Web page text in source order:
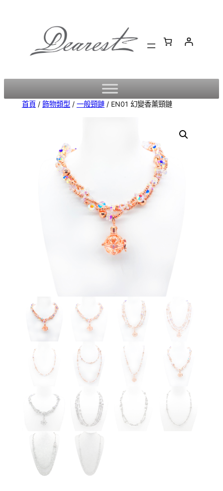
首頁/ 飾物類型 / 一般頸鏈/ EN01 幻變香薰頸鏈